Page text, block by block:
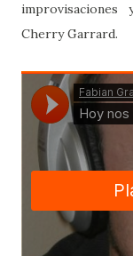
Cherry Garrard.